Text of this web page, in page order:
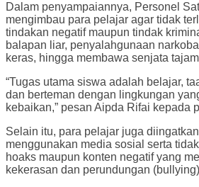
Dalam penyampaiannya, Personel
mengimbau para pelajar agar tidak
tindakan negatif maupun tindak
balapan liar, penyalahgunaan
keras, hingga membawa senjata
“Tugas utama siswa adalah belajar,
dan berteman dengan lingkungan
kebaikan,” pesan Aipda Rifai kepada
Selain itu, para pelajar juga
menggunakan media sosial serta
hoaks maupun konten negatif yang
kekerasan dan perundungan